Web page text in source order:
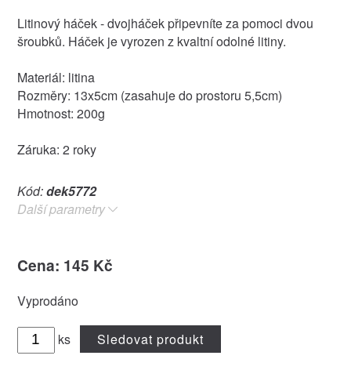
Litinový háček - dvojháček připevníte za pomoci dvou
šroubků. Háček je vyrozen z kvaltní odolné litiny.
Materiál: litina
Rozměry: 13x5cm (zasahuje do prostoru 5,5cm)
Hmotnost: 200g
Záruka: 2 roky
Kód:dek5772
Další parametry
Cena: 145 Kč
Vyprodáno
ks Sledovat produkt